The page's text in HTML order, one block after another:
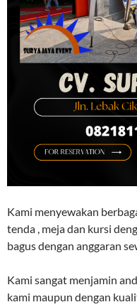
Kami menyewakan
tenda , meja dan kursi
bagus dengan anggaran
Kami sangat menjamin
kami maupun dengan